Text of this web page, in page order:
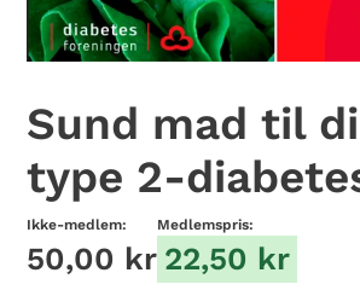
Sund mad til
type 2-
Ikke-medlem:
50,00 kr
Medlemspris:
22,50 kr